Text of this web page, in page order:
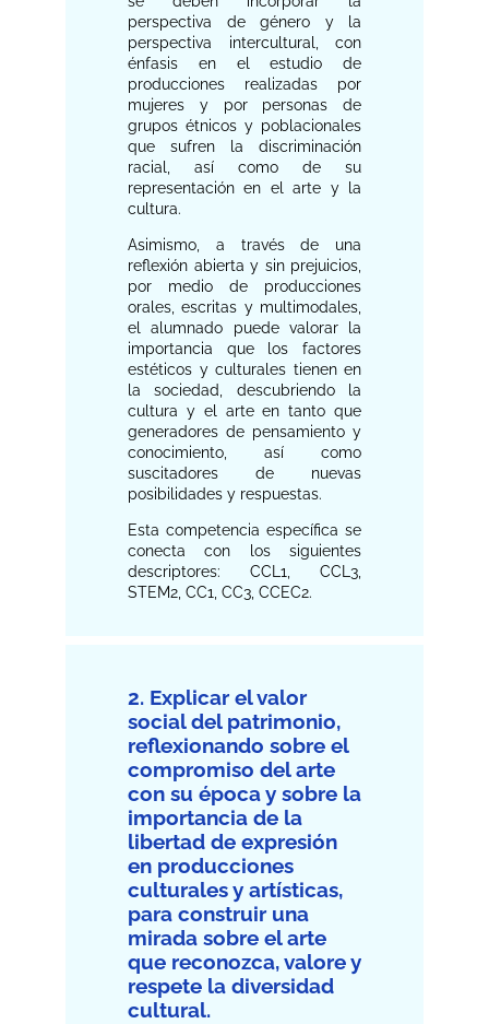
perspectiva de género y la
perspectiva intercultural, con
énfasis en el estudio de
producciones realizadas por
mujeres y por personas de
grupos étnicos y poblacionales
que sufren la discriminación
racial, así como de su
representación en el arte y la
cultura.
Asimismo, a través de una
reflexión abierta y sin prejuicios,
por medio de producciones
orales, escritas y multimodales,
el alumnado puede valorar la
importancia que los factores
estéticos y culturales tienen en
la sociedad, descubriendo la
cultura y el arte en tanto que
generadores de pensamiento y
conocimiento, así como
suscitadores de nuevas
posibilidades y respuestas.
Esta competencia específica se
conecta con los siguientes
descriptores: CCL1, CCL3,
STEM2, CC1, CC3, CCEC2.
2. Explicar el valor
social del patrimonio,
reflexionando sobre el
compromiso del arte
con su época y sobre la
importancia de la
libertad de expresión
en producciones
culturales y artísticas,
para construir una
mirada sobre el arte
que reconozca, valore y
respete la diversidad
cultural.